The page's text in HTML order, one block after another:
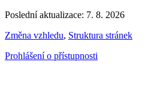
Poslední aktualizace: 7. 8. 2026
Změna vzhledu, Struktura stránek
Prohlášení o přístupnosti